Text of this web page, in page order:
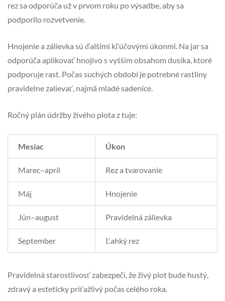
rez sa odporúča už v prvom roku po výsadbe, aby sa
podporilo rozvetvenie.
Hnojenie a zálievka sú ďalšími kľúčovými úkonmi. Na jar sa
odporúča aplikovať hnojivo s vyšším obsahom dusíka, ktoré
podporuje rast. Počas suchých období je potrebné rastliny
pravidelne zalievať, najmä mladé sadenice.
Ročný plán údržby živého plota z tuje:
Mesiac Úkon
Marec–apríl Rez a tvarovanie
Máj Hnojenie
Jún–august Pravidelná zálievka
September Ľahký rez
Pravidelná starostlivosť zabezpečí, že živý plot bude hustý,
zdravý a esteticky príťažlivý počas celého roka.